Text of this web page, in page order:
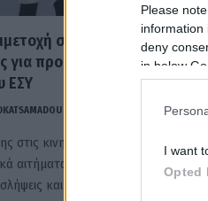
Please
information
deny
in below
I want
Opted
στην “απεργία” της
για προσλήψεις, αυξήσεις
ΕΣΥ
DKATSAMADOU
στις κινητοποιήσεις της ΑΔΕΔΥ στην
αιτήματα τις μισθολογικές αυξήσεις,
και…